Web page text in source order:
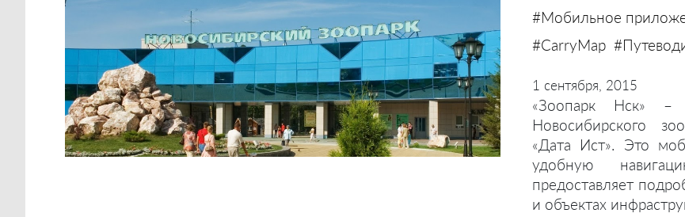
#Мобильное
#CarryMap
1 сентября, 2015
«Зоопарк Нск» –
Новосибирского
«Дата Ист». Это
удобную
предоставляет
и объектах